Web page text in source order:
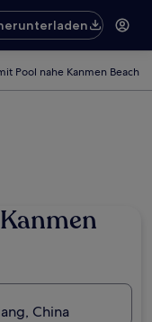
Pool nahe Kanmen Beach
China